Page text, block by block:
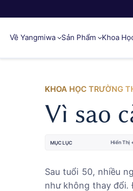
Về Yangmiwa Sản Phẩm Khoa
KHOA HỌC TRƯỜNG
Vì sao
MỤC LỤC Hiển Thị
Sau tuổi 50, nhiều
như không thay đổi.